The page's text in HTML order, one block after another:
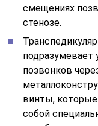
смещениях
стенозе.
позвонков
винты,
собой